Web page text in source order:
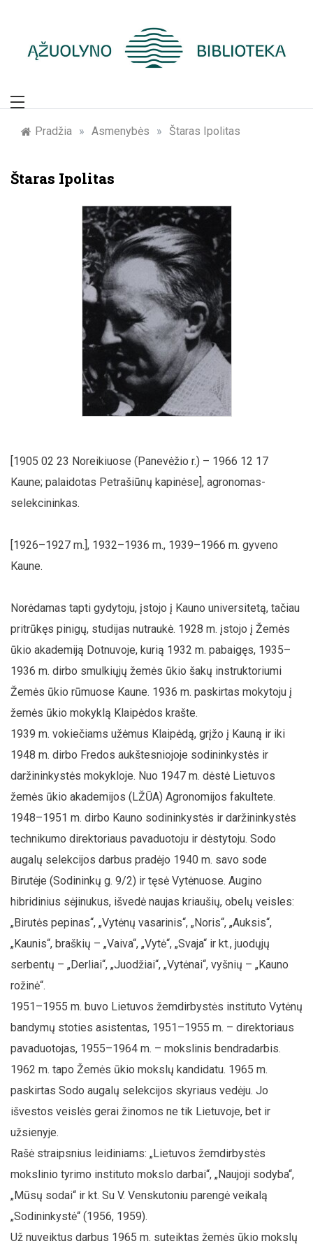
Žymūs Kauno
žmonės: atminimo
įamžinimas
Pradžia » Asmenybės » Štaras Ipolitas
Štaras Ipolitas
[1905 02 23 Noreikiuose (Panevėžio r.) – 1966 12 17
Kaune; palaidotas Petrašiūnų kapinėse], agronomas-
selekcininkas.
[1926–1927 m.], 1932–1936 m., 1939–1966 m. gyveno
Kaune.
Norėdamas tapti gydytoju, įstojo į Kauno universitetą, tačiau
pritrūkęs pinigų, studijas nutraukė. 1928 m. įstojo į Žemės
ūkio akademiją Dotnuvoje, kurią 1932 m. pabaigęs, 1935–
1936 m. dirbo smulkiųjų žemės ūkio šakų instruktoriumi
Žemės ūkio rūmuose Kaune. 1936 m. paskirtas mokytoju į
žemės ūkio mokyklą Klaipėdos krašte.
1939 m. vokiečiams užėmus Klaipėdą, grįžo į Kauną ir iki
1948 m. dirbo Fredos aukštesniojoje sodininkystės ir
daržininkystės mokykloje. Nuo 1947 m. dėstė Lietuvos
žemės ūkio akademijos (LŽŪA) Agronomijos fakultete.
1948–1951 m. dirbo Kauno sodininkystės ir daržininkystės
technikumo direktoriaus pavaduotoju ir dėstytoju. Sodo
augalų selekcijos darbus pradėjo 1940 m. savo sode
Birutėje (Sodininkų g. 9/2) ir tęsė Vytėnuose. Augino
hibridinius sėjinukus, išvedė naujas kriaušių, obelų veisles:
„Birutės pepinas“, „Vytėnų vasarinis“, „Noris“, „Auksis“,
„Kaunis“, braškių – „Vaiva“, „Vytė“, „Svaja“ ir kt., juodųjų
serbentų – „Derliai“, „Juodžiai“, „Vytėnai“, vyšnių – „Kauno
rožinė“.
1951–1955 m. buvo Lietuvos žemdirbystės instituto Vytėnų
bandymų stoties asistentas, 1951–1955 m. – direktoriaus
pavaduotojas, 1955–1964 m. – mokslinis bendradarbis.
1962 m. tapo Žemės ūkio mokslų kandidatu. 1965 m.
paskirtas Sodo augalų selekcijos skyriaus vedėju. Jo
išvestos veislės gerai žinomos ne tik Lietuvoje, bet ir
užsienyje.
Rašė straipsnius leidiniams: „Lietuvos žemdirbystės
mokslinio tyrimo instituto mokslo darbai“, „Naujoji sodyba“,
„Mūsų sodai“ ir kt. Su V. Venskutoniu parengė veikalą
„Sodininkystė“ (1956, 1959).
Už nuveiktus darbus 1965 m. suteiktas žemės ūkio mokslų